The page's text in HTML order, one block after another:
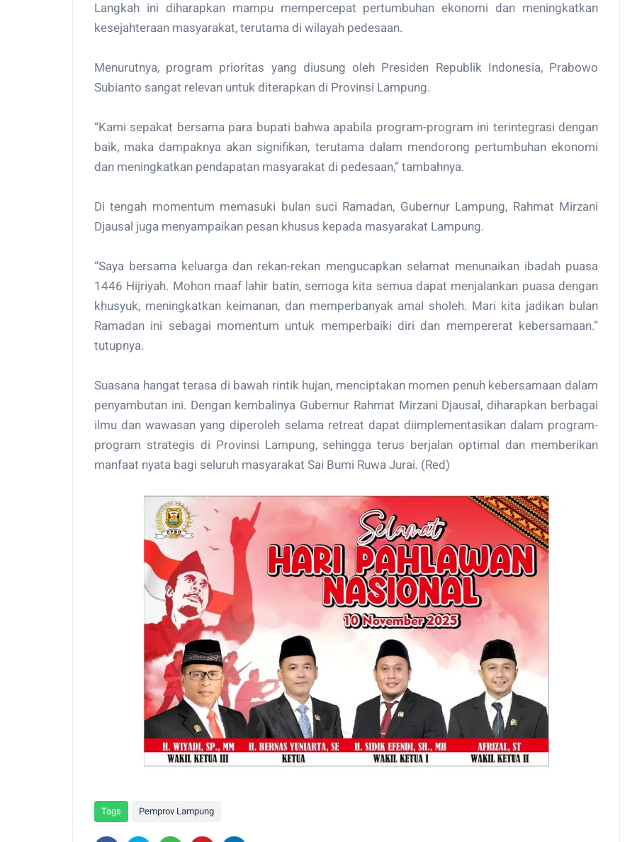
Langkah ini diharapkan mampu mempercepat pertumbuhan ekonomi dan meningkatkan
kesejahteraan masyarakat, terutama di wilayah pedesaan.
Menurutnya, program prioritas yang diusung oleh Presiden Republik Indonesia, Prabowo
Subianto sangat relevan untuk diterapkan di Provinsi Lampung.
“Kami sepakat bersama para bupati bahwa apabila program-program ini terintegrasi dengan
baik, maka dampaknya akan signifikan, terutama dalam mendorong pertumbuhan ekonomi
dan meningkatkan pendapatan masyarakat di pedesaan,” tambahnya.
Di tengah momentum memasuki bulan suci Ramadan, Gubernur Lampung, Rahmat Mirzani
Djausal juga menyampaikan pesan khusus kepada masyarakat Lampung.
“Saya bersama keluarga dan rekan-rekan mengucapkan selamat menunaikan ibadah puasa
1446 Hijriyah. Mohon maaf lahir batin, semoga kita semua dapat menjalankan puasa dengan
khusyuk, meningkatkan keimanan, dan memperbanyak amal sholeh. Mari kita jadikan bulan
Ramadan ini sebagai momentum untuk memperbaiki diri dan mempererat kebersamaan.”
tutupnya.
Suasana hangat terasa di bawah rintik hujan, menciptakan momen penuh kebersamaan dalam
penyambutan ini. Dengan kembalinya Gubernur Rahmat Mirzani Djausal, diharapkan berbagai
ilmu dan wawasan yang diperoleh selama retreat dapat diimplementasikan dalam program-
program strategis di Provinsi Lampung, sehingga terus berjalan optimal dan memberikan
manfaat nyata bagi seluruh masyarakat Sai Bumi Ruwa Jurai. (Red)
Tags Pemprov Lampung